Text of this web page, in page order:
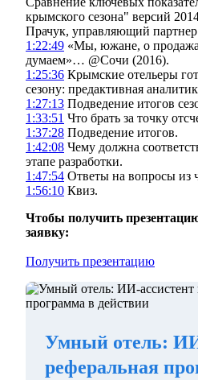
крымского сезона" версий
Прачук, управляющий партнер
1:22:49 «Мы, южане, о
думаем»… @Сочи (2016).
1:25:36 Крымские отельеры
сезону: предактивная
1:27:13 Подведение итогов
1:33:51 Что брать за точку
1:37:28 Подведение итогов.
1:42:08 Чему должна
этапе разработки.
1:47:54 Ответы на вопросы из
1:56:10 Квиз.
Чтобы получить
заявку:
Получить презентацию
Умный отель:
реферальная